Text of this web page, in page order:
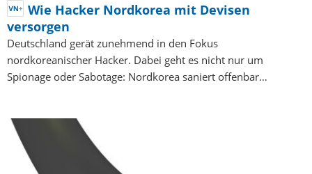
Wie Hacker Nordkorea mit Devisen
versorgen
Deutschland gerät zunehmend in den Fokus
nordkoreanischer Hacker. Dabei geht es nicht nur um
Spionage oder Sabotage: Nordkorea saniert offenbar…